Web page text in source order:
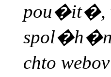
pou�it�,
chto